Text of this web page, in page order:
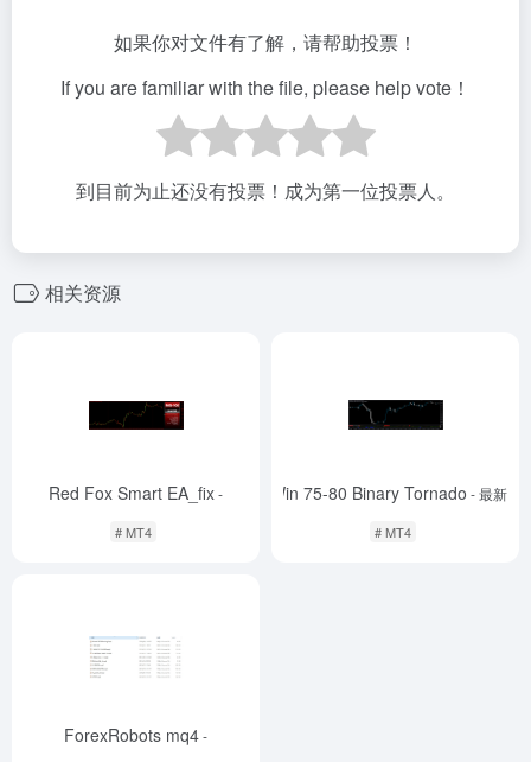
如果你对文件有了解，请帮助投票！
If you are familiar with the file, please help vote！
到目前为止还没有投票！成为第一位投票人。
相关资源
Red Fox Smart EA_fix-
# MT4
Win 75-80 Binary Tornado - 最新版
# MT4
ForexRobots mq4-